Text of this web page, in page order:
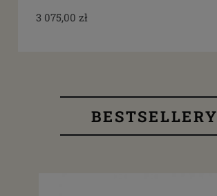
3 075,00 zł
BESTSELLERY